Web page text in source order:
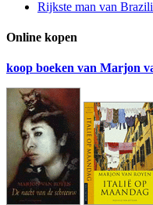
Rijkste man van
Online kopen
koop boeken van Marjon